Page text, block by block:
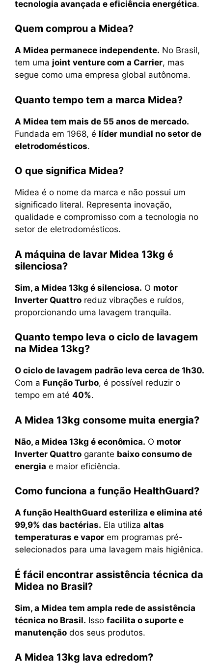
tecnologia avançada e eficiência energética.
Quem comprou a Midea?
A Midea permanece independente. No Brasil,
tem uma joint venture com a Carrier, mas
segue como uma empresa global autônoma.
Quanto tempo tem a marca Midea?
A Midea tem mais de 55 anos de mercado.
Fundada em 1968, é líder mundial no setor de
eletrodomésticos.
O que significa Midea?
Midea é o nome da marca e não possui um
significado literal. Representa inovação,
qualidade e compromisso com a tecnologia no
setor de eletrodomésticos.
A máquina de lavar Midea 13kg é
silenciosa?
Sim, a Midea 13kg é silenciosa. O motor
Inverter Quattro reduz vibrações e ruídos,
proporcionando uma lavagem tranquila.
Quanto tempo leva o ciclo de lavagem
na Midea 13kg?
O ciclo de lavagem padrão leva cerca de 1h30.
Com a Função Turbo, é possível reduzir o
tempo em até 40%.
A Midea 13kg consome muita energia?
Não, a Midea 13kg é econômica. O motor
Inverter Quattro garante baixo consumo de
energia e maior eficiência.
Como funciona a função HealthGuard?
A função HealthGuard esteriliza e elimina até
99,9% das bactérias. Ela utiliza altas
temperaturas e vapor em programas pré-
selecionados para uma lavagem mais higiênica.
É fácil encontrar assistência técnica da
Midea no Brasil?
Sim, a Midea tem ampla rede de assistência
técnica no Brasil. Isso facilita o suporte e
manutenção dos seus produtos.
A Midea 13kg lava edredom?